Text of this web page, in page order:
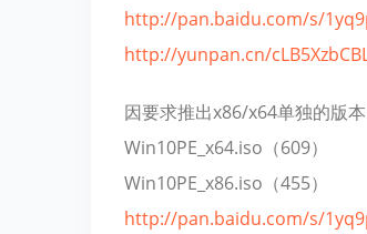
http://pan.baidu.com/s/
http://yunpan.cn/
因要求推出x86/x64单独的版
Win10PE_x64.iso（609）
Win10PE_x86.iso（455）
http://pan.baidu.com/s/